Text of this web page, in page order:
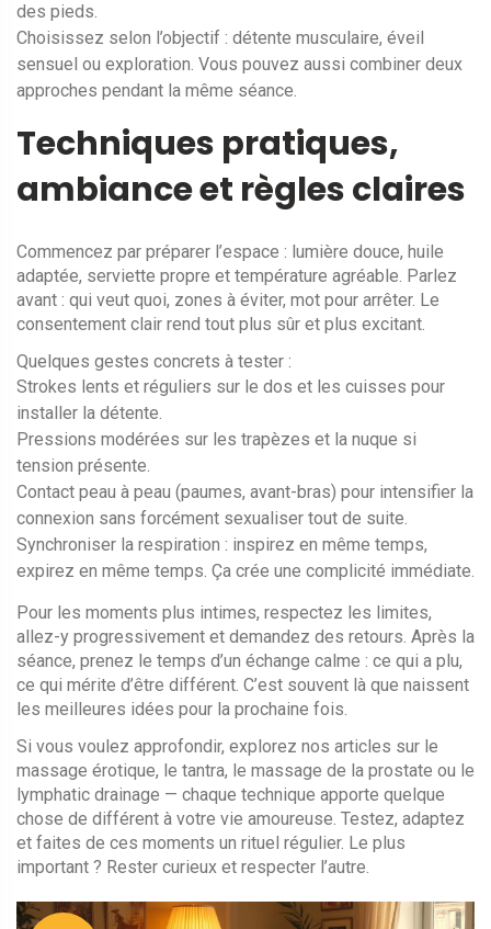
des pieds.
Choisissez selon l’objectif : détente musculaire, éveil
sensuel ou exploration. Vous pouvez aussi combiner deux
approches pendant la même séance.
Techniques pratiques,
ambiance et règles claires
Commencez par préparer l’espace : lumière douce, huile
adaptée, serviette propre et température agréable. Parlez
avant : qui veut quoi, zones à éviter, mot pour arrêter. Le
consentement clair rend tout plus sûr et plus excitant.
Quelques gestes concrets à tester :
Strokes lents et réguliers sur le dos et les cuisses pour
installer la détente.
Pressions modérées sur les trapèzes et la nuque si
tension présente.
Contact peau à peau (paumes, avant-bras) pour intensifier la
connexion sans forcément sexualiser tout de suite.
Synchroniser la respiration : inspirez en même temps,
expirez en même temps. Ça crée une complicité immédiate.
Pour les moments plus intimes, respectez les limites,
allez-y progressivement et demandez des retours. Après la
séance, prenez le temps d’un échange calme : ce qui a plu,
ce qui mérite d’être différent. C’est souvent là que naissent
les meilleures idées pour la prochaine fois.
Si vous voulez approfondir, explorez nos articles sur le
massage érotique, le tantra, le massage de la prostate ou le
lymphatic drainage — chaque technique apporte quelque
chose de différent à votre vie amoureuse. Testez, adaptez
et faites de ces moments un rituel régulier. Le plus
important ? Rester curieux et respecter l’autre.